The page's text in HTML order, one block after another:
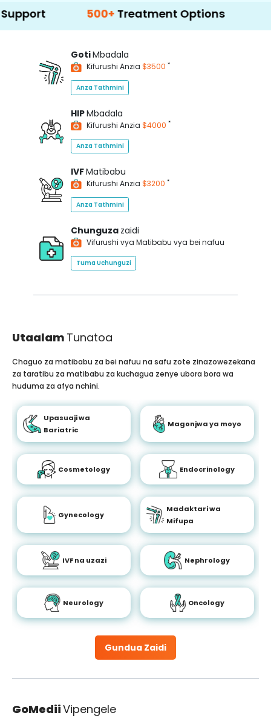
500+ Treatment Options
GotiMbadala
Kifurushi Anzia $3500 *
Anza Tathmini
HIPMbadala
Kifurushi Anzia $4000 *
Anza Tathmini
IVFMatibabu
Kifurushi Anzia $3200 *
Anza Tathmini
Chunguza zaidi
Vifurushi vya Matibabu vya bei nafuu
Tuma Uchunguzi
Utaalam Tunatoa
Gundua Zaidi
Chaguo za matibabu za bei nafuu na safu zote zinazowezekana
za taratibu za matibabu za kuchagua zenye ubora bora wa
huduma za afya nchini.
Upasuaji wa
Bariatric
Magonjwa ya moyo
Cosmetology Endocrinology
Gynecology
Madaktari wa
Mifupa
IVF na uzazi Nephrology
Neurology Oncology
GoMediiVipengele